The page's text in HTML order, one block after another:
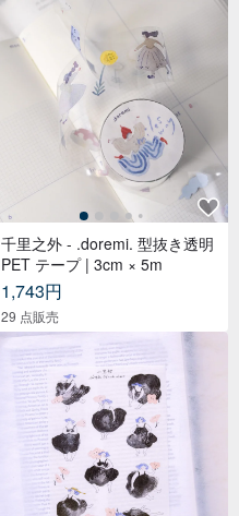
千里之外 - .doremi. 型抜き透明
PET テープ | 3cm × 5m
1,743円
29 点販売